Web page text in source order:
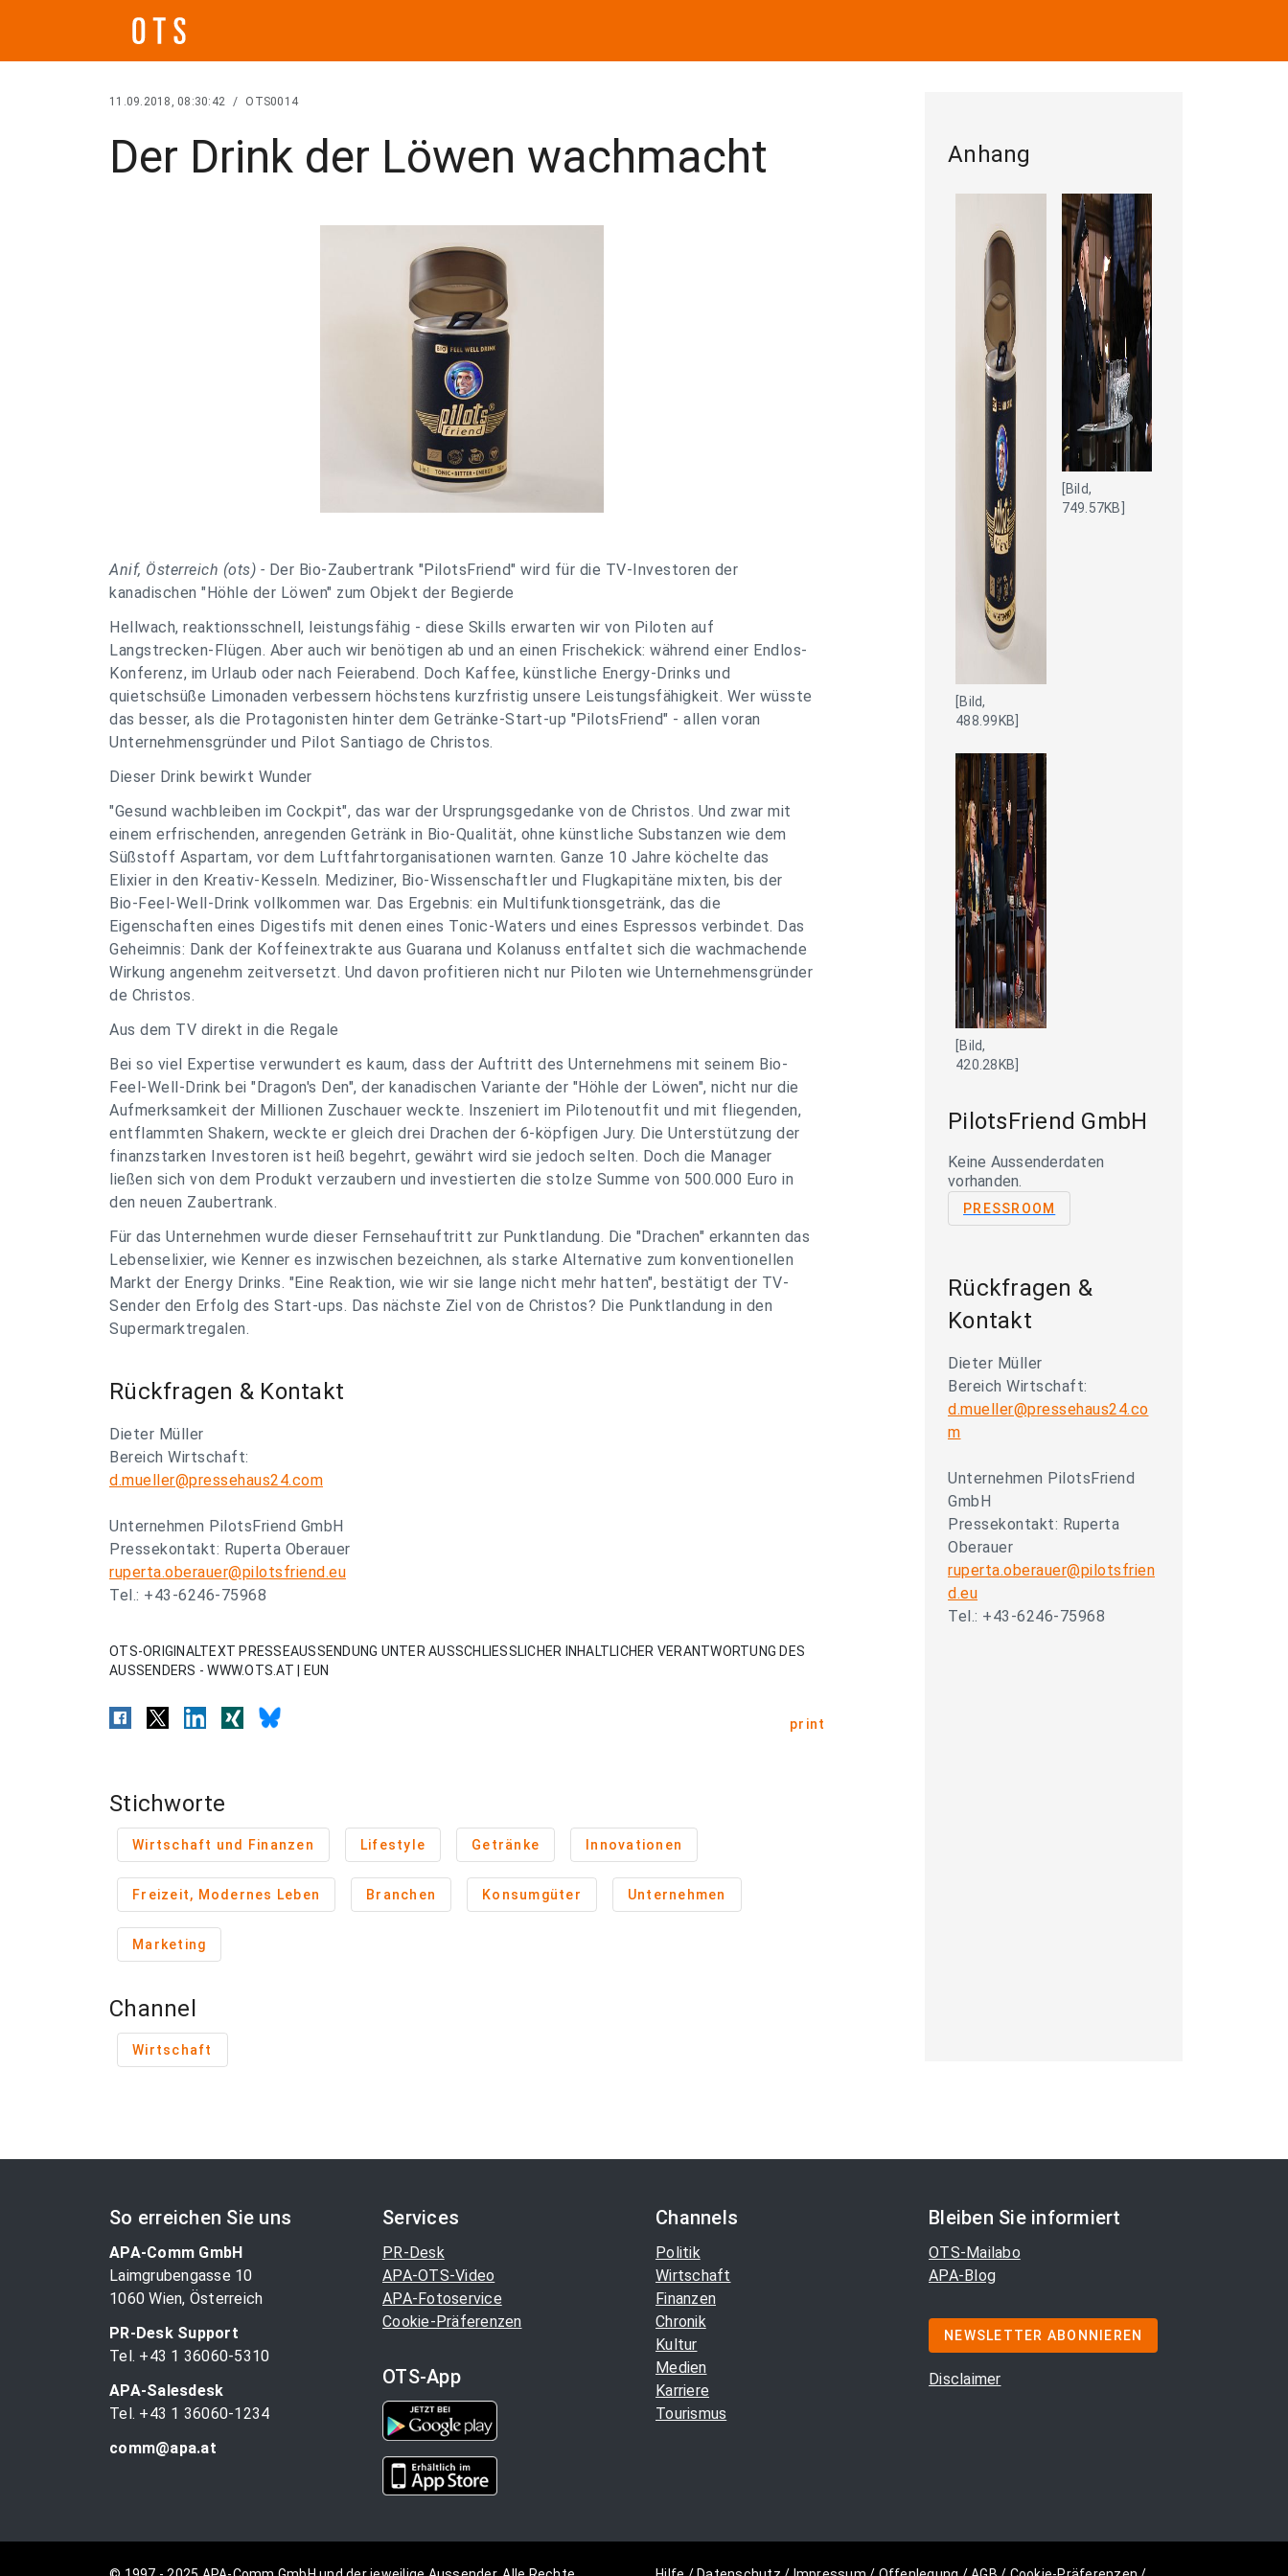
11.09.2018, 08:30:42 / OTS0014
Der Drink der Löwen wachmacht
Anif, Österreich (ots) - Der Bio-Zaubertrank "PilotsFriend" wird für die TV-Investoren der
kanadischen "Höhle der Löwen" zum Objekt der Begierde
Hellwach, reaktionsschnell, leistungsfähig - diese Skills erwarten wir von Piloten auf
Langstrecken-Flügen. Aber auch wir benötigen ab und an einen Frischekick: während einer Endlos-
Konferenz, im Urlaub oder nach Feierabend. Doch Kaffee, künstliche Energy-Drinks und
quietschsüße Limonaden verbessern höchstens kurzfristig unsere Leistungsfähigkeit. Wer wüsste
das besser, als die Protagonisten hinter dem Getränke-Start-up "PilotsFriend" - allen voran
Unternehmensgründer und Pilot Santiago de Christos.
Dieser Drink bewirkt Wunder
"Gesund wachbleiben im Cockpit", das war der Ursprungsgedanke von de Christos. Und zwar mit
einem erfrischenden, anregenden Getränk in Bio-Qualität, ohne künstliche Substanzen wie dem
Süßstoff Aspartam, vor dem Luftfahrtorganisationen warnten. Ganze 10 Jahre köchelte das
Elixier in den Kreativ-Kesseln. Mediziner, Bio-Wissenschaftler und Flugkapitäne mixten, bis der
Bio-Feel-Well-Drink vollkommen war. Das Ergebnis: ein Multifunktionsgetränk, das die
Eigenschaften eines Digestifs mit denen eines Tonic-Waters und eines Espressos verbindet. Das
Geheimnis: Dank der Koffeinextrakte aus Guarana und Kolanuss entfaltet sich die wachmachende
Wirkung angenehm zeitversetzt. Und davon profitieren nicht nur Piloten wie Unternehmensgründer
de Christos.
Aus dem TV direkt in die Regale
Bei so viel Expertise verwundert es kaum, dass der Auftritt des Unternehmens mit seinem Bio-
Feel-Well-Drink bei "Dragon's Den", der kanadischen Variante der "Höhle der Löwen", nicht nur die
Aufmerksamkeit der Millionen Zuschauer weckte. Inszeniert im Pilotenoutfit und mit fliegenden,
entflammten Shakern, weckte er gleich drei Drachen der 6-köpfigen Jury. Die Unterstützung der
finanzstarken Investoren ist heiß begehrt, gewährt wird sie jedoch selten. Doch die Manager
ließen sich von dem Produkt verzaubern und investierten die stolze Summe von 500.000 Euro in
den neuen Zaubertrank.
Für das Unternehmen wurde dieser Fernsehauftritt zur Punktlandung. Die "Drachen" erkannten das
Lebenselixier, wie Kenner es inzwischen bezeichnen, als starke Alternative zum konventionellen
Markt der Energy Drinks. "Eine Reaktion, wie wir sie lange nicht mehr hatten", bestätigt der TV-
Sender den Erfolg des Start-ups. Das nächste Ziel von de Christos? Die Punktlandung in den
Supermarktregalen.
Rückfragen & Kontakt
Dieter Müller
Bereich Wirtschaft:
d.mueller@pressehaus24.com
Unternehmen PilotsFriend GmbH
Pressekontakt: Ruperta Oberauer
ruperta.oberauer@pilotsfriend.eu
Tel.: +43-6246-75968
OTS-ORIGINALTEXT PRESSEAUSSENDUNG UNTER AUSSCHLIESSLICHER INHALTLICHER VERANTWORTUNG DES
AUSSENDERS - WWW.OTS.AT | EUN
print
Stichworte
Wirtschaft und Finanzen Lifestyle Getränke Innovationen
Freizeit, Modernes Leben Branchen Konsumgüter Unternehmen
Marketing
Channel
Wirtschaft
Anhang
[Bild,
488.99KB]
[Bild,
749.57KB]
[Bild,
420.28KB]
PilotsFriend GmbH
Keine Aussenderdaten
vorhanden.
PRESSROOM
Rückfragen &
Kontakt
Dieter Müller
Bereich Wirtschaft:
d.mueller@pressehaus24.co
m
Unternehmen PilotsFriend
GmbH
Pressekontakt: Ruperta
Oberauer
ruperta.oberauer@pilotsfrien
d.eu
Tel.: +43-6246-75968
So erreichen Sie uns
APA-Comm GmbH
Laimgrubengasse 10
1060 Wien, Österreich
PR-Desk Support
Tel. +43 1 36060-5310
APA-Salesdesk
Tel. +43 1 36060-1234
comm@apa.at
Services
PR-Desk
APA-OTS-Video
APA-Fotoservice
Cookie-Präferenzen
OTS-App
Channels
Politik
Wirtschaft
Finanzen
Chronik
Kultur
Medien
Karriere
Tourismus
Bleiben Sie informiert
OTS-Mailabo
APA-Blog
NEWSLETTER ABONNIEREN
Disclaimer